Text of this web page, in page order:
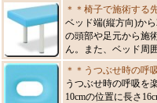
＊＊椅子で施術する
ベッド端(縦方向)か
の頭部や足元から施
ん。また、ベッド周
＊＊うつぶせ時の呼
うつぶせ時の呼吸を
10cmの位置に長さ